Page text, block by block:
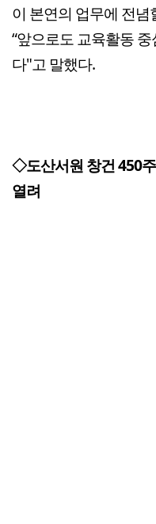
이 본연의 업무에 전
“앞으로도 교육활동
다"고 말했다.
◇도산서원 창건 450주
열려